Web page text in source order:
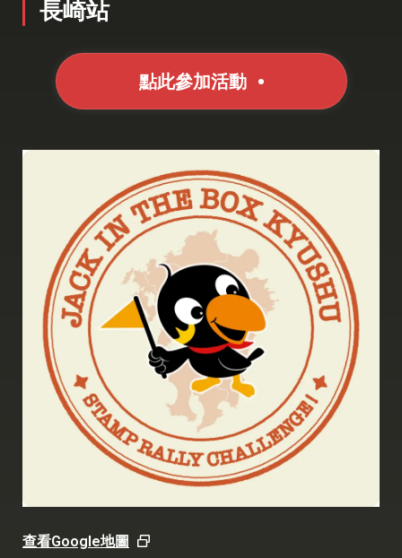
長崎站
點此參加活動
查看Google地圖